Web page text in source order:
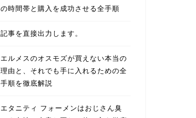
の時間帯と購入を成功させる全手順
記事を直接出力します。
エルメスのオスモズが買えない本当の
理由と、それでも手に入れるための全
手順を徹底解説
エタニティ フォーメンはおじさん臭